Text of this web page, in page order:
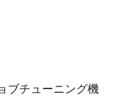
ブチューニング機